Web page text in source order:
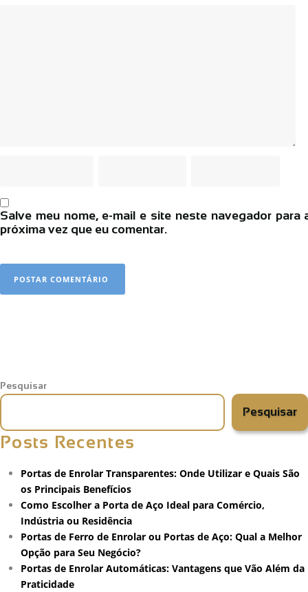
Salve meu nome, e-mail e site neste navegador para
próxima vez que eu comentar.
Pesquisar
Pesquisar
Posts Recentes
Portas de Enrolar Transparentes: Onde Utilizar e Quais São
os Principais Benefícios
Como Escolher a Porta de Aço Ideal para Comércio,
Indústria ou Residência
Portas de Ferro de Enrolar ou Portas de Aço: Qual a Melhor
Opção para Seu Negócio?
Portas de Enrolar Automáticas: Vantagens que Vão Além da
Praticidade